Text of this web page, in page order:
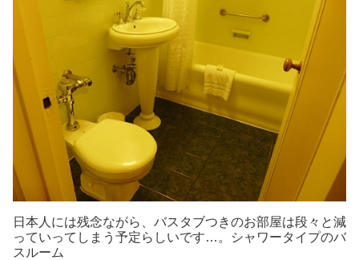
日本人には残念ながら、バスタブつきのお部屋は段々と減
っていってしまう予定らしいです…。シャワータイプのバ
スルーム